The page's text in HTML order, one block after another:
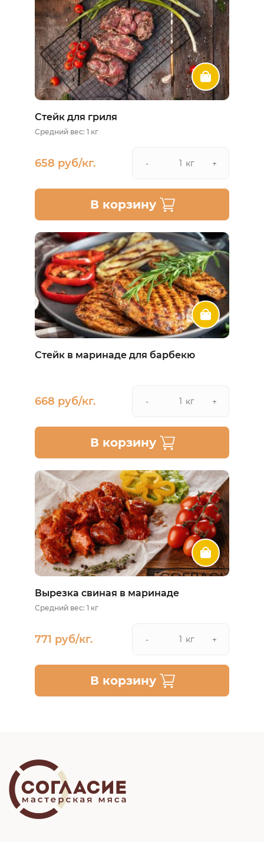
Стейк для гриля
Средний вес: 1 кг
658 руб/кг. - кг +
В корзину
Стейк в маринаде для барбекю
668 руб/кг. - кг +
В корзину
Вырезка свиная в маринаде
Средний вес: 1 кг
771 руб/кг. - кг +
В корзину